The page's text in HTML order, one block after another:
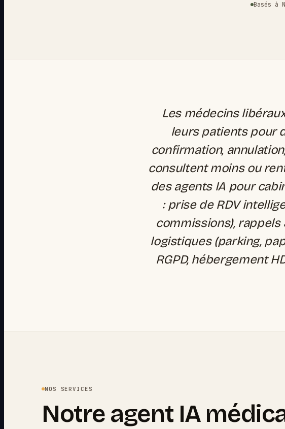
Basés à
Les médecins
leurs patients pour
confirmation,
consultent moins ou
des agents IA pour
: prise de RDV
commissions),
logistiques (parking,
RGPD, hébergement
NOS SERVICES
Notre agent IA